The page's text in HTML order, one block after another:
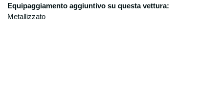
Equipaggiamento aggiuntivo su questa vettura:
Metallizzato